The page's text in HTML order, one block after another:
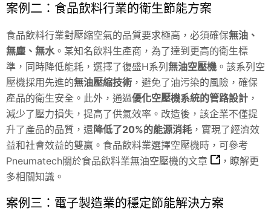
案例二：食品飲料行業的衛生節能方案
食品飲料行業對壓縮空氣的品質要求極高，必須確保無油、
無塵、無水。某知名飲料生產商，為了達到更高的衛生標
準，同時降低能耗，選擇了復盛H系列無油空壓機 。該系列空
壓機採用先進的無油壓縮技術 ，避免了油污染的風險，確保
產品的衛生安全。此外，通過優化空壓機系統的管路設計 ，
減少了壓力損失，提高了供氣效率。改造後，該企業不僅提
升了產品的品質，還降低了20%的能源消耗 ，實現了經濟效
益和社會效益的雙贏。食品飲料業選擇空壓機時，可參考
Pneumatech關於食品飲料業無油空壓機的文章
，瞭解更
多相關知識。
案例三：電子製造業的穩定節能解決方案